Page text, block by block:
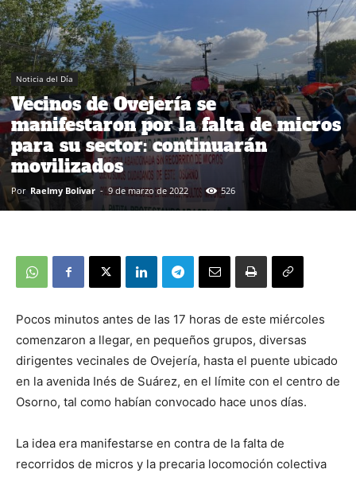
Noticia del Día
Vecinos de Ovejería se
manifestaron por la falta de micros
para su sector: continuarán
movilizados
Por Raelmy Bolivar - 9 de marzo de 2022 526
Pocos minutos antes de las 17 horas de este miércoles
comenzaron a llegar, en pequeños grupos, diversas
dirigentes vecinales de Ovejería, hasta el puente ubicado
en la avenida Inés de Suárez, en el límite con el centro de
Osorno, tal como habían convocado hace unos días.
La idea era manifestarse en contra de la falta de
recorridos de micros y la precaria locomoción colectiva